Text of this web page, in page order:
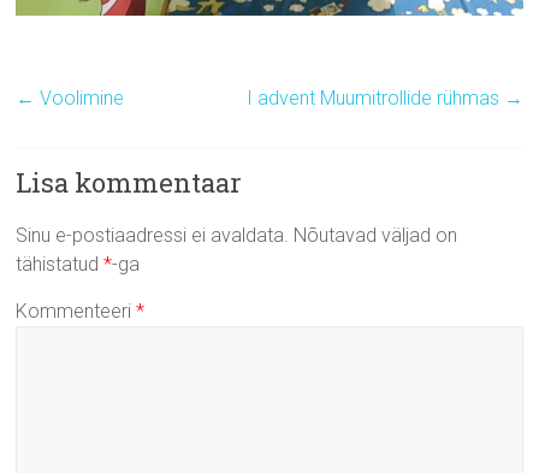
← Voolimine I advent Muumitrollide rühmas →
Lisa kommentaar
Sinu e-postiaadressi ei avaldata. Nõutavad väljad on
tähistatud*-ga
Kommenteeri*